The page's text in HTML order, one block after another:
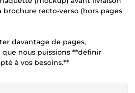
brochure recto-verso (hors pages
davantage de pages,
nous puissions **définir
à vos besoins.**